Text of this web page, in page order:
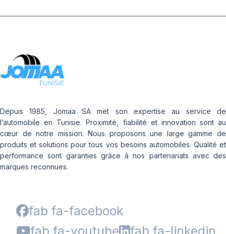
Depuis 1985, Jomaa SA met son expertise au service de
l’automobile en Tunisie. Proximité, fiabilité et innovation sont au
cœur de notre mission. Nous proposons une large gamme de
produits et solutions pour tous vos besoins automobiles. Qualité et
performance sont garanties grâce à nos partenariats avec des
marques reconnues.
fab fa-facebook
fab fa-youtube
fab fa-linkedin